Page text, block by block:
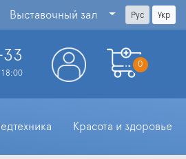
Выставочный зал Рус Укр
0
Красота и здоровье